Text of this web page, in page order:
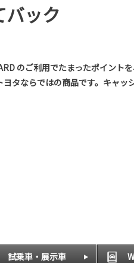
バック
のご利用でたまったポイン
ヨタならではの商品です。キャ
試乗車・展示車